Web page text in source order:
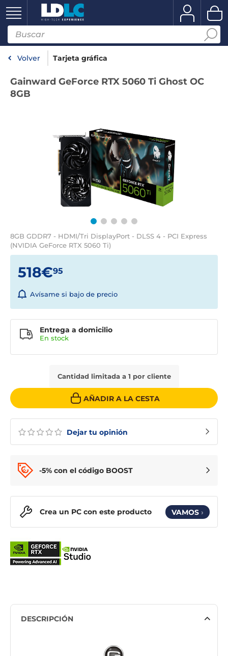
Volver Tarjeta gráfica
Gainward GeForce RTX 5060 Ti Ghost OC
8GB
8GB GDDR7 - HDMI/Tri DisplayPort - DLSS 4 - PCI Express
(NVIDIA GeForce RTX 5060 Ti)
Dejar tu opinión
518€95
Avísame si bajo de precio
Cantidad limitada a 1 por cliente
AÑADIR A LA CESTA
Entrega a domicilio
En stock
Crea un PC con este producto VAMOS ›
-5% con el código BOOST
DESCRIPCIÓN